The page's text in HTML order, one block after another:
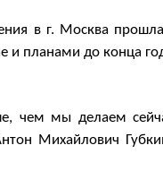
в г. Москва
и планами до конца
чем мы делаем
Михайлович